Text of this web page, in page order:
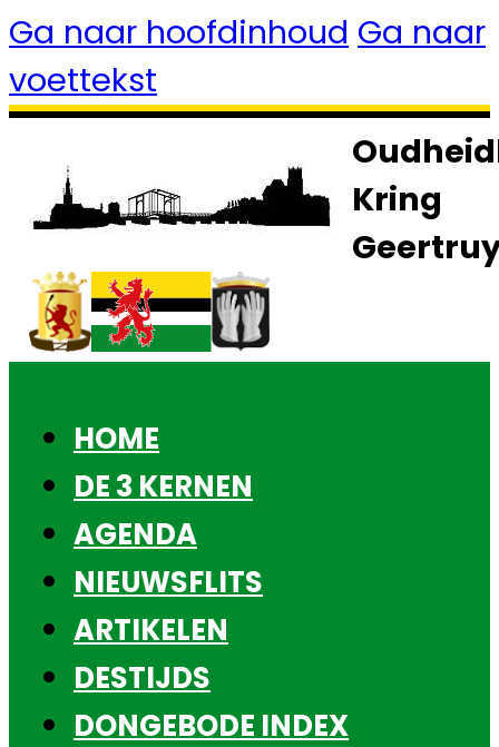
Ga naar hoofdinhoud Ga naar
voettekst
Kring
HOME
DE 3 KERNEN
AGENDA
NIEUWSFLITS
ARTIKELEN
DESTIJDS
DONGEBODE INDEX